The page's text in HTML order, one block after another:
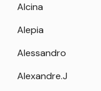
Alcina
Alepia
Alessandro
Alexandre.J